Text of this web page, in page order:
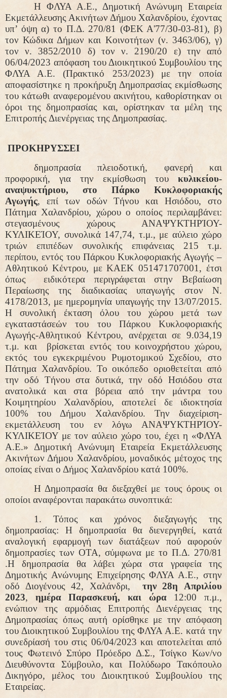
Η ΦΛΥΑ Α.Ε., Δημοτική Ανώνυμη Εταιρεία
Εκμετάλλευσης Ακινήτων Δήμου Χαλανδρίου, έχοντας
υπ’ όψη α) το Π.Δ. 270/81 (ΦΕΚ Α'77/30-03-81), β)
τον Κώδικα Δήμων και Κοινοτήτων (ν. 3463/06), γ)
τον ν. 3852/2010 δ) τον ν. 2190/20 ε) την από
06/04/2023 απόφαση του Διοικητικού Συμβουλίου της
ΦΛΥΑ Α.Ε. (Πρακτικό 253/2023) με την οποία
αποφασίστηκε η προκήρυξη Δημοπρασίας εκμίσθωσης
του κάτωθι αναφερομένου ακινήτου, καθορίστηκαν οι
όροι της δημοπρασίας και, ορίστηκαν τα μέλη της
Επιτροπής Διενέργειας της Δημοπρασίας.
ΠΡΟΚΗΡΥΣΣΕΙ
δημοπρασίαπλειοδοτική, φανερή και
προφορική, για την εκμίσθωση του κυλικείου-
αναψυκτήριου, στο Πάρκο Κυκλοφοριακής
Αγωγής, επί των οδών Τήνου και Ησιόδου, στο
Πάτημα Χαλανδρίου, χώρου ο οποίος περιλαμβάνει:
στεγασμένους χώρους ΑΝΑΨΥΚΤΗΡΊΟΥ-
ΚΥΛΙΚΕΊΟΥ, συνολικά 147,74, τ.μ., με αύλειο χώρο
τριών επιπέδων συνολικής επιφάνειας 215 τ.μ.
περίπου, εντός του Πάρκου Κυκλοφοριακής Αγωγής –
Αθλητικού Κέντρου, με ΚΑΕΚ 051471707001, έτσι
όπως
ειδικότερα περιγράφεται στην Βεβαίωση
Περαίωσης της διαδικασίας υπαγωγής στον Ν.
4178/2013, με ημερομηνία υπαγωγής την 13/07/2015.
Η συνολική έκταση όλου του χώρου μετά των
εγκαταστάσεών του του Πάρκου Κυκλοφοριακής
Αγωγής-Αθλητικού Κέντρου, ανέρχεται σε 9.034,19
τ.μ. και
βρίσκεται εντός του κοινοχρήστου χώρου,
εκτός του εγκεκριμένου Ρυμοτομικού Σχεδίου, στο
Πάτημα Χαλανδρίου. Το οικόπεδο οριοθετείται από
την οδό Τήνου στα δυτικά, την οδό Ησιόδου στα
ανατολικά και στα βόρεια από την μάντρα του
Κοιμητηρίου Χαλανδρίου, αποτελεί δε ιδιοκτησία
100% του Δήμου Χαλανδρίου. Την διαχείριση-
εκμετάλλευση του εν λόγω ΑΝΑΨΥΚΤΗΡΊΟΥ-
ΚΥΛΙΚΕΊΟΥ με τον αύλειο χώρο του, έχει η «ΦΛΥΑ
Α.Ε.» Δημοτική Ανώνυμη Εταιρεία Εκμετάλλευσης
Ακινήτων Δήμου Χαλανδρίου, μοναδικός μέτοχος της
οποίας είναι ο Δήμος Χαλανδρίου κατά 100%.
Η Δημοπρασία θα διεξαχθεί με τους όρους οι
οποίοι αναφέρονται παρακάτω συνοπτικά:
1. Τόπος και χρόνος διεξαγωγής της
δημοπρασίας: Η δημοπρασία θα διενεργηθεί, κατά
αναλογική εφαρμογή των διατάξεων πού αφορούν
δημοπρασίες των ΟΤΑ, σύμφωνα με το Π.Δ. 270/81
.Η δημοπρασία θα λάβει χώρα στα γραφεία της
Δημοτικής Ανώνυμης Επιχείρησης ΦΛΥΑ Α.Ε., στην
οδό Διογένους 42, Χαλάνδρι,
την 28η
Απριλίου
2023, ημέρα Παρασκευή, και ώρα
12:00 π.μ.,
ενώπιον της αρμόδιας Επιτροπής Διενέργειας της
Δημοπρασίας όπως αυτή ορίσθηκε με την απόφαση
του Διοικητικού Συμβουλίου της ΦΛΥΑ Α.Ε. κατά την
συνεδρίασή του στις 06/04/2023 και αποτελείται από
τους Φωτεινό Σπύρο Πρόεδρο Δ.Σ., Τσίγκο Κων/νο
Διευθύνοντα Σύμβουλο, και Πολύδωρο Τακόπουλο
Δικηγόρο, μέλος του Διοικητικού Συμβουλίου της
Εταιρείας.